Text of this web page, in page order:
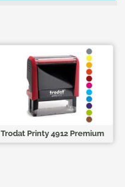
Trodat Printy 4912 Premium